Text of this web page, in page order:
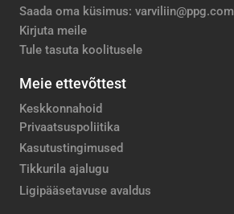
Saada oma küsimus: varviliin@ppg.com
Kirjuta meile
Tule tasuta koolitusele
Meie ettevõttest
Keskkonnahoid
Privaatsuspoliitika
Kasutustingimused
Tikkurila ajalugu
Ligipääsetavuse avaldus